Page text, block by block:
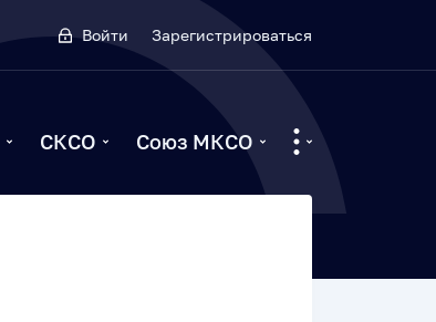
Войти Зарегистрироваться
СКСО Союз МКСО